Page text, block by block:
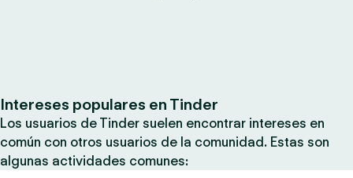
Intereses populares en Tinder
Los usuarios de Tinder suelen encontrar intereses en
común con otros usuarios de la comunidad. Estas son
algunas actividades comunes: